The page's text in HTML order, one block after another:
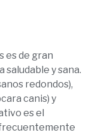
es de gran
saludable y sana.
redondos),
canis) y
es el